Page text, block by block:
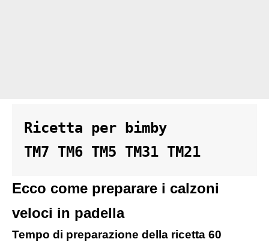
Ricetta per bimby
TM7 TM6 TM5 TM31 TM21
Ecco come preparare i calzoni
veloci in padella
Tempo di preparazione della ricetta 60